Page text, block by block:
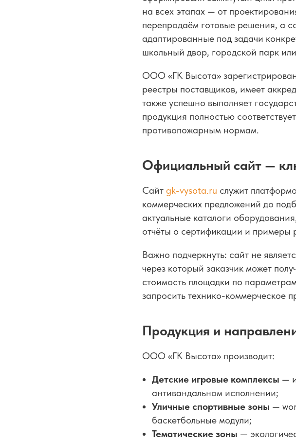
на всех этапах — от
перепродаём готовые решения, а
адаптированные под задачи
школьный двор, городской парк
ООО «ГК Высота»
реестры поставщиков, имеет
также успешно выполняет
продукция полностью
противопожарным нормам.
Официальный сайт —
Сайт gk-vysota.ru служит
коммерческих предложений до
актуальные каталоги
отчёты о сертификации и примеры
Важно подчеркнуть: сайт не
через который заказчик может
стоимость площадки по
запросить технико-коммерческое
Продукция и
ООО «ГК Высота» производит:
Детские игровые комплексы —
антивандальном исполнении;
Уличные спортивные зоны —
баскетбольные модули;
Тематические зоны —